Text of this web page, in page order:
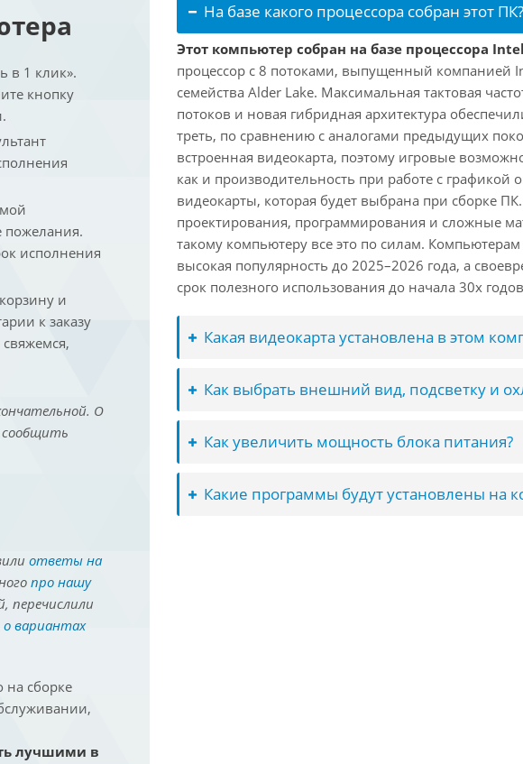
в 1 клик».
кнопку
исполнения
и
к заказу
О
сообщить
ответы на
про нашу
перечислили
о вариантах
на сборке
лучшими в
На базе какого процессора собран этот ПК?
Этот компьютер собран на базе процессора
процессор с 8 потоками, выпущенный компанией
семейства Alder Lake. Максимальная тактовая
потоков и новая гибридная архитектура
треть, по сравнению с аналогами предыдущих
встроенная видеокарта, поэтому игровые
как и производительность при работе с графикой
видеокарты, которая будет выбрана при сборке
проектирования, программирования и сложные
такому компьютеру все это по силам.
высокая популярность до 2025–2026 года, а
срок полезного использования до начала 30х
Какая видеокарта установлена в этом
Как выбрать внешний вид, подсветку и
Как увеличить мощность блока питания?
Какие программы будут установлены на